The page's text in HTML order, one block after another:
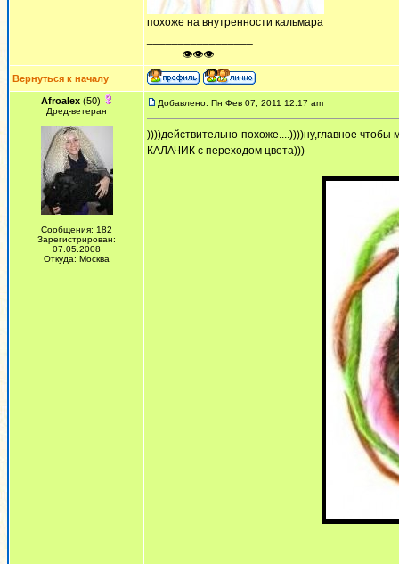
похоже на внутренности кальмара
ᅠ ᅠ ᅠ👁👁👁
Вернуться к началу
Afroalex(50)
Дред-ветеран
Сообщения: 182
Зарегистрирован:
07.05.2008
Откуда: Москва
Добавлено: Пн Фев 07, 2011 12:17 am
))))действительно-похоже....))))ну,главное
КАЛАЧИК с переходом цвета)))